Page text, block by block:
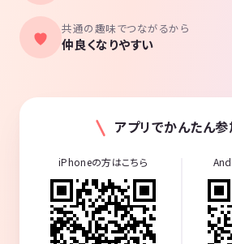
共通の趣味でつながるから
仲良くなりやすい
アプリでかんたん参
iPhoneの方はこちら